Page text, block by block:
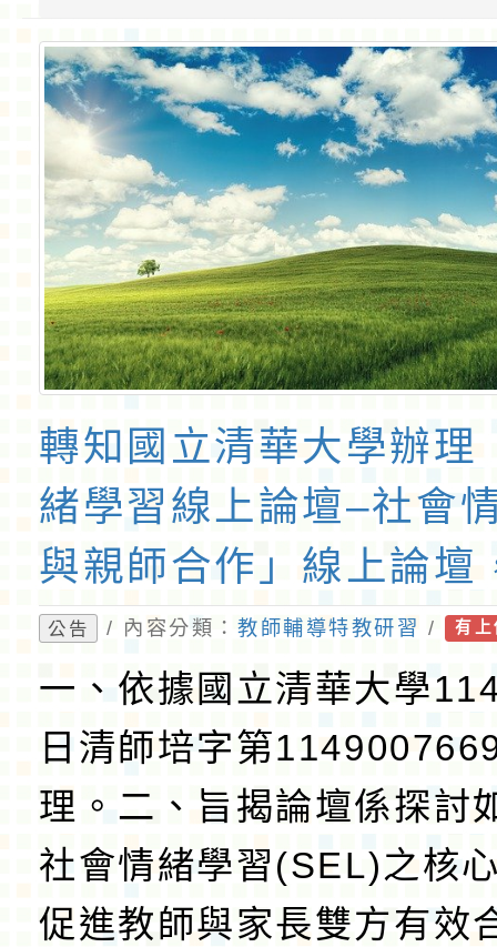
轉知國立清華大學辦理
緒學習線上論壇–社會
與親師合作」線上論壇
照。
公告 / 內容分類：教師輔導特教研習 / 有
一、依據國立清華大學
日清師培字第
理。二、旨揭論壇係探討
社會情緒學習(SEL)之核
促進教師與家長雙方有效